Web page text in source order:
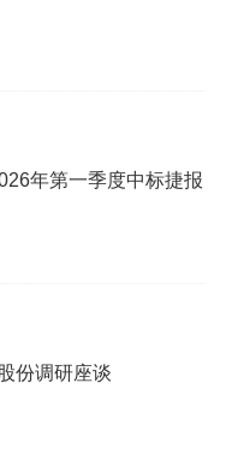
年第一季度中标捷报
份调研座谈